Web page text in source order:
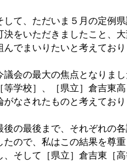
て、ただいま５月の定例
決をいただきましたこと、
んでまいりたいと考えており
会の最大の焦点となりま
等学校］、［県立］倉吉東
がなされたものと考えており
の最後まで、それぞれの
たので、私はこの結果を尊
、そして［県立］倉吉東［